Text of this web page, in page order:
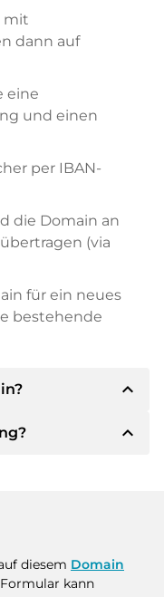
mit
dann auf
eine
und einen
per IBAN-
die Domain an
(via
für ein neues
bestehende
expand_less
Ihnen die
immer
expand_less
Sie auf
Kaufvertrag.
diesem Domain
kann